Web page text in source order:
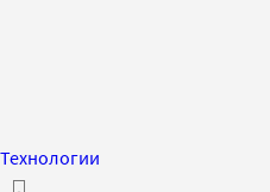
Технологии